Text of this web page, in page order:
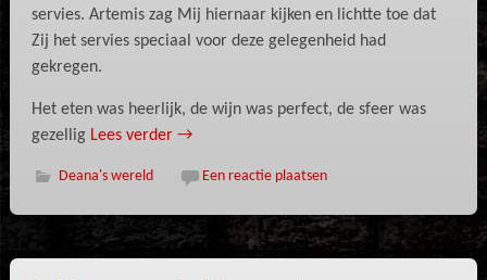
servies. Artemis zag Mij hiernaar kijken en lichtte toe dat
Zij het servies speciaal voor deze gelegenheid had
gekregen.
Het eten was heerlijk, de wijn was perfect, de sfeer was
gezellig Lees verder →
Deana's wereld Een reactie plaatsen